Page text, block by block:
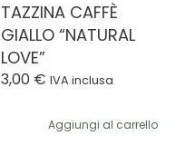
TAZZINA CAFFÈ
GIALLO “NATURAL
LOVE”
3,00 € IVA inclusa
Aggiungi al carrello